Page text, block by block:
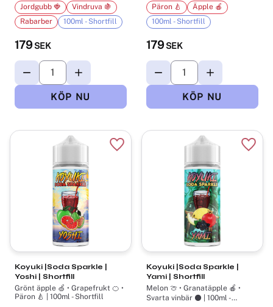
179 SEK
Jordgubb 🍓
Vindruva 🍇
Rabarber
100ml - Shortfill
179 SEK
Päron 🍐
Äpple 🍎
100ml - Shortfill
Koyuki |Soda Sparkle |
Yoshi | Shortfill
Grönt äpple 🍏 • Grapefrukt 🍊 •
Päron 🍐 | 100ml - Shortfill
Lägg till i favoriter
Koyuki |Soda Sparkle |
Yami | Shortfill
Melon 🍈 • Granatäpple 🍎 •
Svarta vinbär ⚫ | 100ml -